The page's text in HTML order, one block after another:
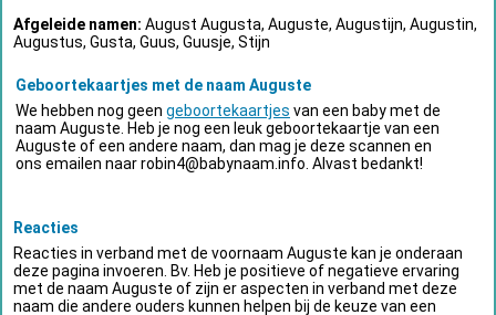
Afgeleide namen: August Augusta, Auguste, Augustijn, Augustin,
Augustus, Gusta, Guus, Guusje, Stijn
Geboortekaartjes met de naam Auguste
We hebben nog geen geboortekaartjes van een baby met de
naam Auguste. Heb je nog een leuk geboortekaartje van een
Auguste of een andere naam, dan mag je deze scannen en
ons emailen naarrobin4@babynaam.info . Alvast bedankt!
Reacties
Reacties in verband met de voornaam Auguste kan je onderaan
deze pagina invoeren. Bv. Heb je positieve of negatieve ervaring
met de naam Auguste of zijn er aspecten in verband met deze
naam die andere ouders kunnen helpen bij de keuze van een